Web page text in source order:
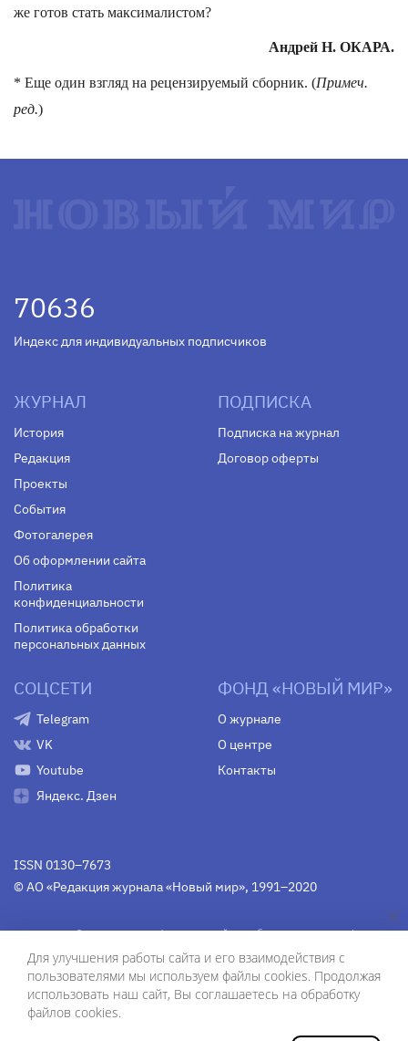
же готов стать максималистом?
Андрей Н. ОКАРА.
* Еще один взгляд на рецензируемый сборник. (Примеч.
ред.)
70636
Индекс для индивидуальных подписчиков
ЖУРНАЛ
История
Редакция
Проекты
События
Фотогалерея
Об оформлении сайта
Политика
конфиденциальности
Политика обработки
персональных данных
ПОДПИСКА
Подписка на журнал
Договор оферты
СОЦСЕТИ
Telegram
VK
Youtube
Яндекс. Дзен
ФОНД «НОВЫЙ МИР»
О журнале
О центре
Контакты
ISSN 0130–7673
© АО «Редакция журнала «Новый мир», 1991–2020
Свидетельство Федеральной службы по надзору в сфере
связи, информационных технологий и массовых
коммуникаций средства массовой информации
(Роскомнадзор)ПИ № Фс 77-75754 от 13 июня 2019 г.
Для улучшения работы сайта и его взаимодействия с
пользователями мы используем файлы cookies. Продолжая
использовать наш сайт, Вы соглашаетесь на обработку
файлов cookies.